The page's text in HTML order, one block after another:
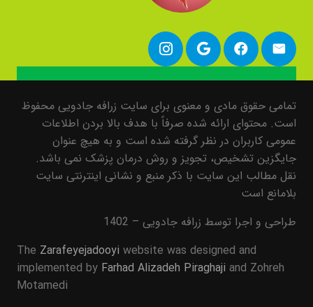
تمامی حقوق مادی و معنوی برای سایت زرافه جادویی محفوظ
است. محتوای ارائه شده صرفاً با هدف بالا بردن اطلاعات
عمومی کاربران در نظر گرفته شده است و به هیچ عنوان
جایگزین تشخیص، تجویز و روش درمان پزشک نمی باشد.
نقل مطالب این سایت با ذکر منبع و نشانی اینترنتی سایت
بلامانع است
طراحی و اجرا توسط زرافه جادویی – 1402
The Zarafeyejadooyi website was designed and
implemented by Farhad Alizadeh Piraghaji and Zohreh
Motamedi